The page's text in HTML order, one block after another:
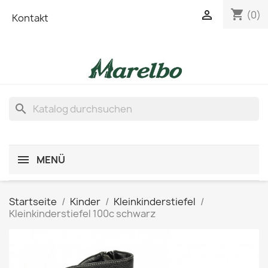
Kontakt shopping_cart (0)

search
MENÜ
Startseite Kinder
Kleinkinderstiefel
Kleinkinderstiefel 100c schwarz